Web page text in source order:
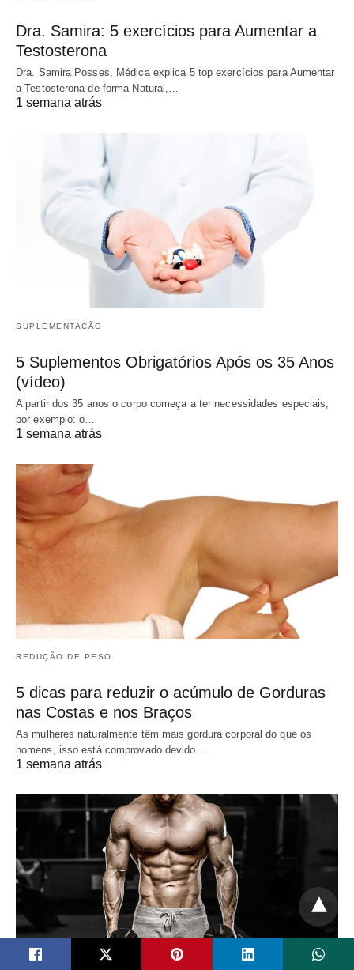
Dra. Samira: 5 exercícios para Aumentar a
Testosterona
Dra. Samira Posses, Médica explica 5 top exercícios para Aumentar
a Testosterona de forma Natural,…
1 semana atrás
SUPLEMENTAÇÃO
5 Suplementos Obrigatórios Após os 35 Anos
(vídeo)
A partir dos 35 anos o corpo começa a ter necessidades especiais,
por exemplo: o…
1 semana atrás
REDUÇÃO DE PESO
5 dicas para reduzir o acúmulo de Gorduras
nas Costas e nos Braços
As mulheres naturalmente têm mais gordura corporal do que os
homens, isso está comprovado devido…
1 semana atrás